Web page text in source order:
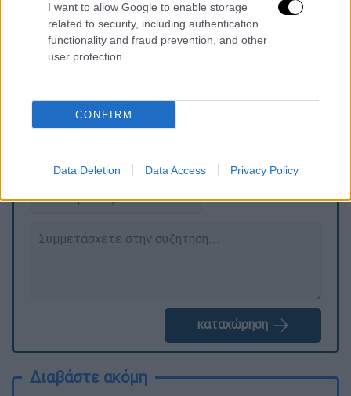
I want to allow Google to enable storage
related to security, including authentication
functionality and fraud prevention, and other
user protection.
CONFIRM
Data Deletion Data Access Privacy Policy
5 μποφόρ και η θερμοκρασία θα διατηρηθεί
πάνω από τα κανονικά επίπεδα, φτάνοντας
κατά τόπους στα ηπειρωτικά και την Κρήτη
Τα σχολιά σας δημοσιεύονται άμεσα με δική σας ευθύνη. Το
καταχώρηση
Διαβάστε ακόμη